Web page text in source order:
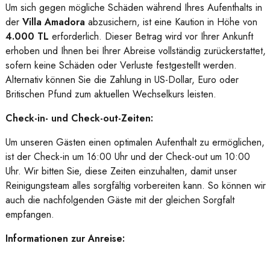
Um sich gegen mögliche Schäden während Ihres Aufenthalts in
der Villa Amadoraabzusichern, ist eine Kaution in Höhe von
4.000 TL erforderlich. Dieser Betrag wird vor Ihrer Ankunft
erhoben und Ihnen bei Ihrer Abreise vollständig zurückerstattet,
sofern keine Schäden oder Verluste festgestellt werden.
Alternativ können Sie die Zahlung in US-Dollar, Euro oder
Britischen Pfund zum aktuellen Wechselkurs leisten.
Check-in- und Check-out-Zeiten:
Um unseren Gästen einen optimalen Aufenthalt zu ermöglichen,
ist der Check-in um 16:00 Uhr und der Check-out um 10:00
Uhr. Wir bitten Sie, diese Zeiten einzuhalten, damit unser
Reinigungsteam alles sorgfältig vorbereiten kann. So können wir
auch die nachfolgenden Gäste mit der gleichen Sorgfalt
empfangen.
Informationen zur Anreise: